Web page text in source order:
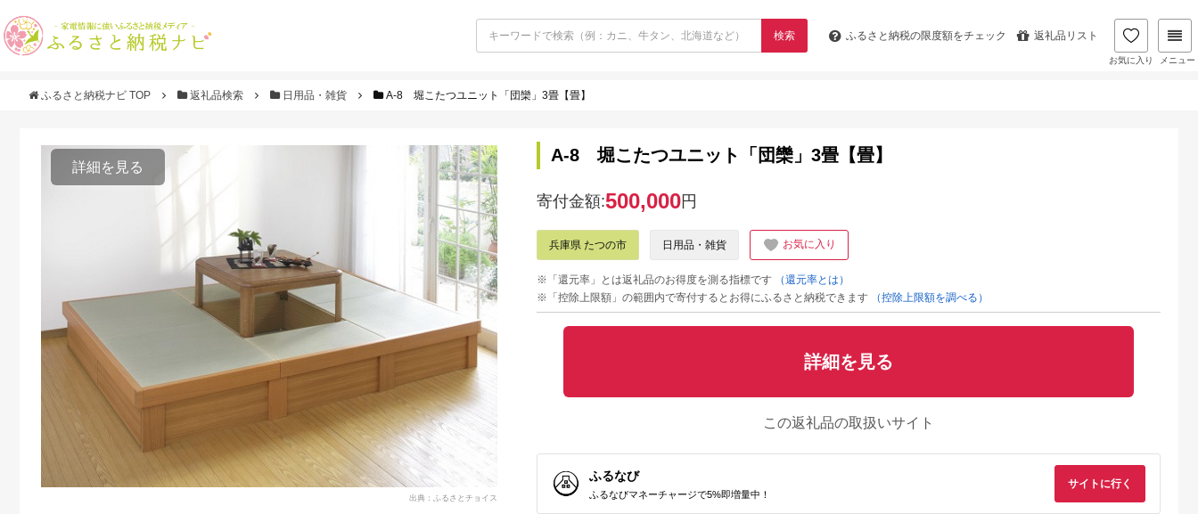
検索 ふるさと納税の限度額をチェック 返礼品リスト
お気に入り メニュー
ふるさと納税ナビ TOP 返礼品検索 日用品・雑貨 A-8 堀こたつユニット「団欒」3畳【畳】
詳細を見る
出典：ふるさとチョイス
A-8 堀こたつユニット「団欒」3畳【畳】
寄付金額:500,000円
兵庫県 たつの市 日用品・雑貨 お気に入り
※「還元率」とは返礼品のお得度を測る指標です
（還元率とは）
※「控除上限額」の範囲内で寄付するとお得にふるさと納税できます
（控除上限額を調べる）
詳細を見る
この返礼品の取扱いサイト
ふるなび
ふるなびマネーチャージで5%即増量中！
サイトに行く